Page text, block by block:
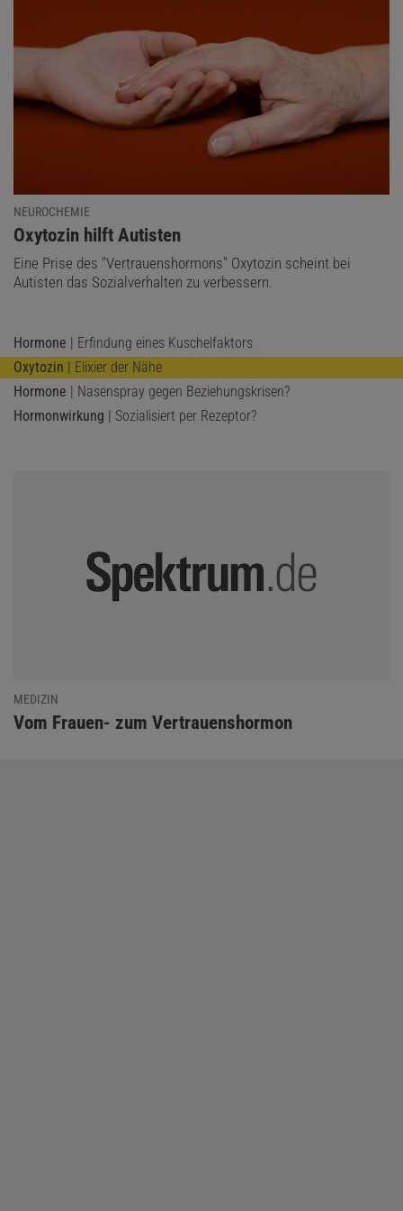
NEUROCHEMIE
:
Oxytozin hilft Autisten
Eine Prise des "Vertrauenshormons" Oxytozin scheint bei
Autisten das Sozialverhalten zu verbessern.
Hormone | Erfindung eines Kuschelfaktors
Oxytozin | Elixier der Nähe
Hormone | Nasenspray gegen Beziehungskrisen?
Hormonwirkung | Sozialisiert per Rezeptor?
MEDIZIN
:
Vom Frauen- zum Vertrauenshormon